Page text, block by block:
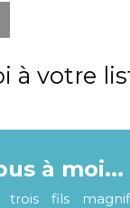
à votre
à moi...
trois fils